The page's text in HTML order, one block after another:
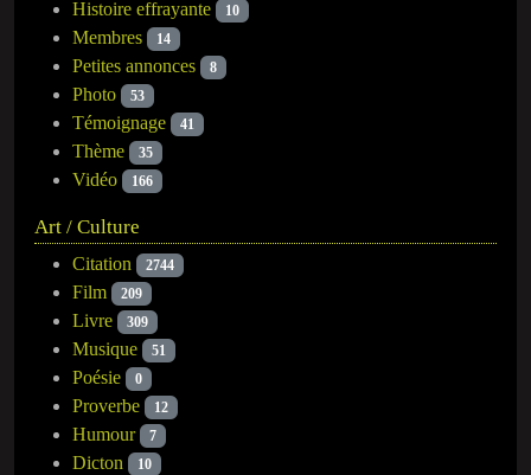
Histoire effrayante 10
Membres 14
Petites annonces 8
Photo 53
Témoignage 41
Thème 35
Vidéo 166
Art / Culture
Citation 2744
Film 209
Livre 309
Musique 51
Poésie 0
Proverbe 12
Humour 7
Dicton 10